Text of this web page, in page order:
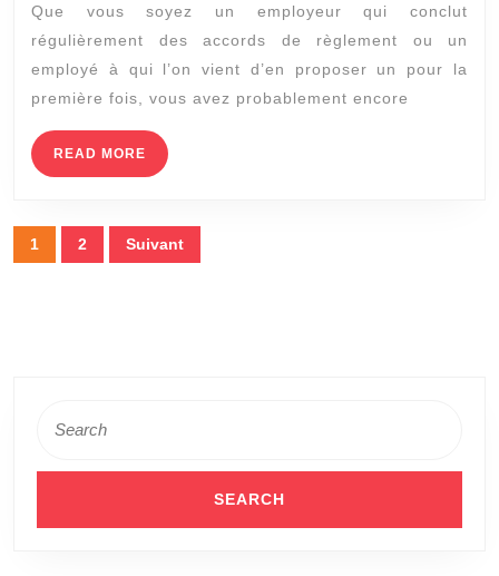
ne
saviez
peut-
Que vous soyez un employeur qui conclut
régulièrement des accords de règlement ou un
employé à qui l’on vient d’en proposer un pour la
première fois, vous avez probablement encore
READ MORE READ
MORE
Pagination
des
1 2 Suivant
for: